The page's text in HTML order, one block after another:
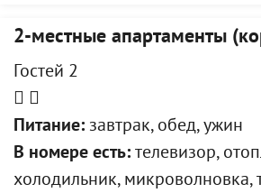
2-местные апартаменты
Гостей 2
Питание: завтрак, обед, ужин
В номере есть: телевизор,
холодильник, микроволновка,